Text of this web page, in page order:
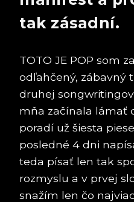
tak zásadní.
TOTO JE POP som
odľahčený, zábavný
druhej
mňa začínala lámať
poradí už šiesta
posledné 4 dni
teda písať len tak
rozmyslu a v prvej
snažím len čo